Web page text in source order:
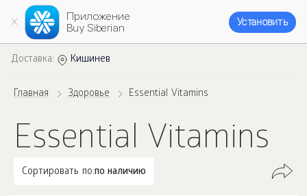
Приложение
Buy Siberian
Установить
Доставка: Кишинев
Главная Здоровье Essential Vitamins
Essential Vitamins
Сортировать по:по наличию